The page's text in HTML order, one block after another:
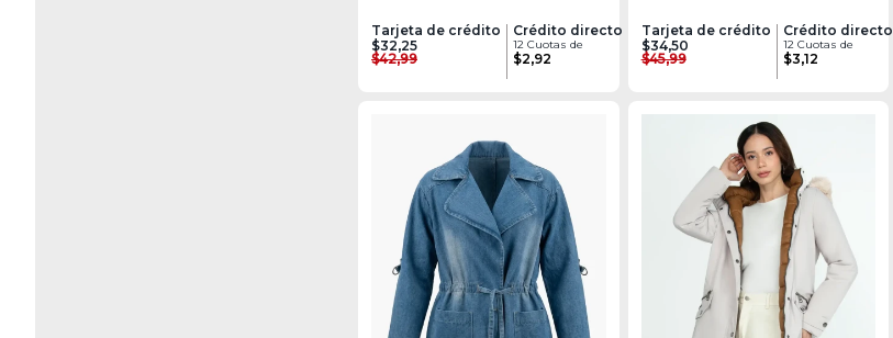
Tarjeta de crédito
$32,25
$42,99
Crédito directo
12 Cuotas de
$2,92
Tarjeta de crédito
$34,50
$45,99
Crédito directo
12 Cuotas de
$3,12